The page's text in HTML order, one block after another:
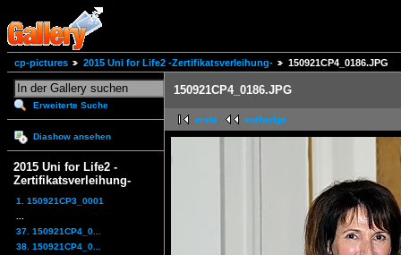
cp-pictures 2015 Uni for Life2 -Zertifikatsverleihung- 150921CP4_0186.JPG
Erweiterte Suche
Diashow ansehen
2015 Uni for Life2 -
Zertifikatsverleihung-
1. 150921CP3_0001
37. 150921CP4_0...
38. 150921CP4_0...
150921CP4_0186.JPG
erste vorherige